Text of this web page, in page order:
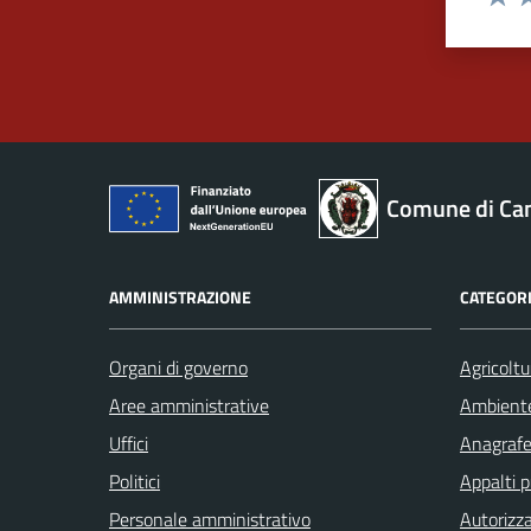
Comune di
AMMINISTRAZIONE
Organi di governo
Aree amministrative
Uffici
Politici
Personale amministrativo
Appalti